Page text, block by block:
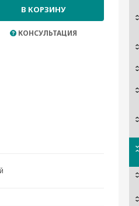
В КОРЗИНУ
КОНСУЛЬТАЦИЯ